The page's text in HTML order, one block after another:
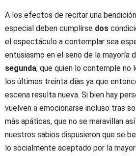
A los efectos de recitar una
especial deben cumplirse dos
el espectáculo a contemplar sea
entusiasmo en el seno de la mayoría
segunda, que quien lo contemple no
los últimos treinta días ya que
escena resulta nueva. Si bien hay
vuelven a emocionarse incluso tras
más apáticas, que no se maravillan
nuestros sabios dispusieron que se
lo socialmente aceptado por la